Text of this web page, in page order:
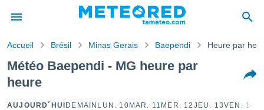
de
a
par
Accueil Brésil Minas Gerais Baependi Heure par
Météo Baependi - MG heure par
heure
AUJOURD´HUI DEMAIN LUN. 10 MAR. 11 MER. 12 JEU. 13VEN. 14